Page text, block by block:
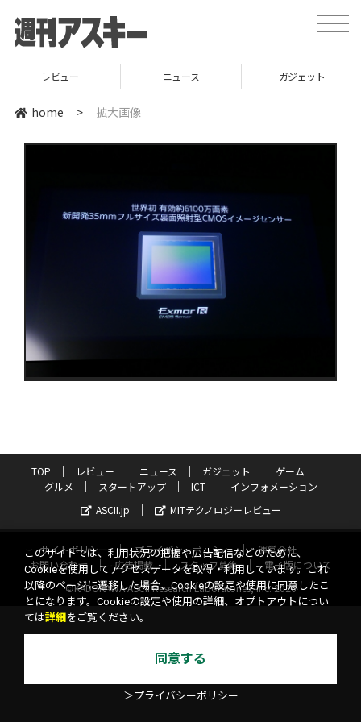
toggle
レビュー ニュース ガジェット
home > 拡大画像
TOP レビュー ニュース ガジェット
ゲーム
グルメ
スタートアップ ICT
インフォメーション
ASCII.jp
MITテクノロジーレビュー
サイトポリシー プライバシーポリシー
運営会社
お問い合わせ
広告掲載 スタッフ募集
電子版について
©KADOKAWA ASCII Research Laboratories, Inc. 2026
このサイトでは、利用状況の把握や広告配信などのために、
Cookieを使用してアクセスデータを取得・利用しています。これ
以降のページに遷移した場合、Cookieの設定や使用に同意したこ
とになります。Cookieの設定や使用の詳細、オプトアウトについ
ては詳細 をご覧ください。
同意する
＞プライバシーポリシー